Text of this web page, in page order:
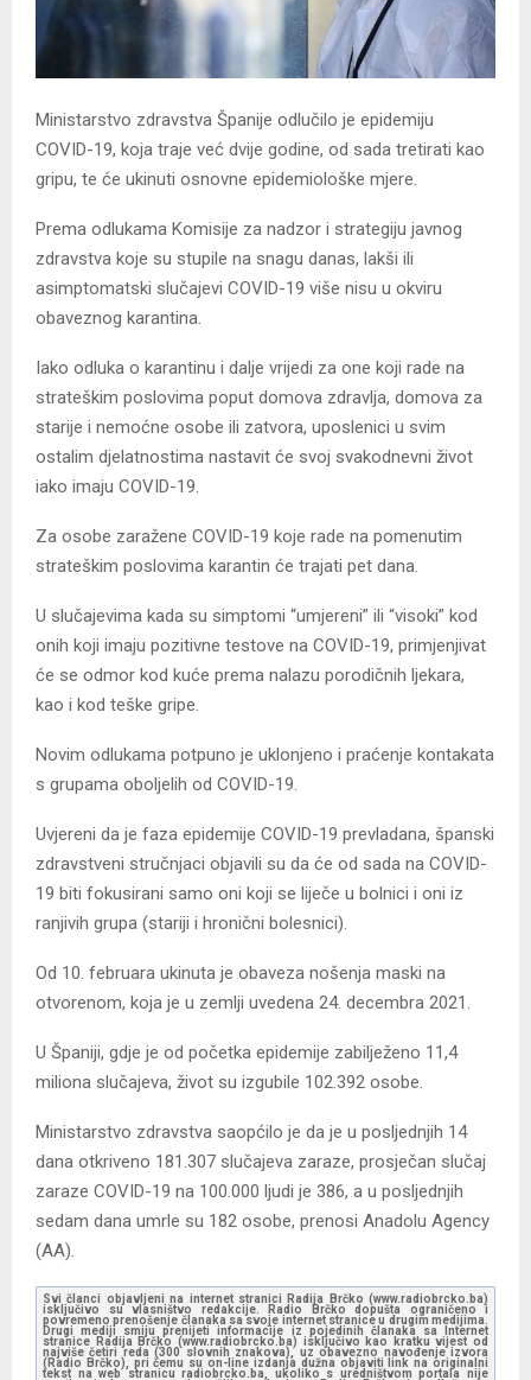
Ministarstvo zdravstva Španije odlučilo je epidemiju
COVID-19, koja traje već dvije godine, od sada tretirati kao
gripu, te će ukinuti osnovne epidemiološke mjere.
Prema odlukama Komisije za nadzor i strategiju javnog
zdravstva koje su stupile na snagu danas, lakši ili
asimptomatski slučajevi COVID-19 više nisu u okviru
obaveznog karantina.
Iako odluka o karantinu i dalje vrijedi za one koji rade na
strateškim poslovima poput domova zdravlja, domova za
starije i nemoćne osobe ili zatvora, uposlenici u svim
ostalim djelatnostima nastavit će svoj svakodnevni život
iako imaju COVID-19.
Za osobe zaražene COVID-19 koje rade na pomenutim
strateškim poslovima karantin će trajati pet dana.
U slučajevima kada su simptomi “umjereni” ili “visoki” kod
onih koji imaju pozitivne testove na COVID-19, primjenjivat
će se odmor kod kuće prema nalazu porodičnih ljekara,
kao i kod teške gripe.
Novim odlukama potpuno je uklonjeno i praćenje kontakata
s grupama oboljelih od COVID-19.
Uvjereni da je faza epidemije COVID-19 prevladana, španski
zdravstveni stručnjaci objavili su da će od sada na COVID-
19 biti fokusirani samo oni koji se liječe u bolnici i oni iz
ranjivih grupa (stariji i hronični bolesnici).
Od 10. februara ukinuta je obaveza nošenja maski na
otvorenom, koja je u zemlji uvedena 24. decembra 2021.
U Španiji, gdje je od početka epidemije zabilježeno 11,4
miliona slučajeva, život su izgubile 102.392 osobe.
Ministarstvo zdravstva saopćilo je da je u posljednjih 14
dana otkriveno 181.307 slučajeva zaraze, prosječan slučaj
zaraze COVID-19 na 100.000 ljudi je 386, a u posljednjih
sedam dana umrle su 182 osobe, prenosi Anadolu Agency
(AA).
Svi članci objavljeni na internet stranici Radija Brčko (www.radiobrcko.ba)
isključivo su vlasništvo redakcije. Radio Brčko dopušta ograničeno i
povremeno prenošenje članaka sa svoje internet stranice u drugim medijima.
Drugi mediji smiju prenijeti informacije iz pojedinih članaka sa Internet
stranice Radija Brčko (www.radiobrcko.ba) isključivo kao kratku vijest od
najviše četiri reda (300 slovnih znakova), uz obavezno navođenje izvora
(Radio Brčko), pri čemu su on-line izdanja dužna objaviti link na originalni
tekst na web stranicu radiobrcko.ba, ukoliko s uredništvom portala nije